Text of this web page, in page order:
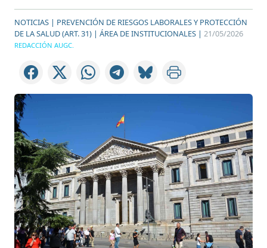
NOTICIAS | PREVENCIÓN DE RIESGOS LABORALES Y PROTECCIÓN
DE LA SALUD (ART. 31) | ÁREA DE INSTITUCIONALES | 21/05/2026
REDACCIÓN AUGC.